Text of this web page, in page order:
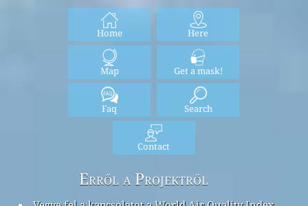
Home Here
Map Get a mask!
Faq Search
Contact
Erről a Projektről